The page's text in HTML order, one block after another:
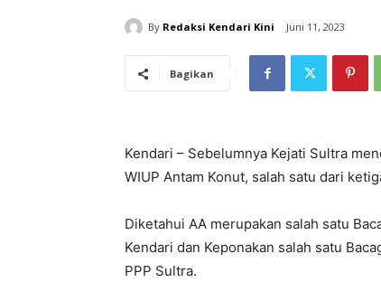
By Redaksi Kendari Kini Juni 11, 2023
Bagikan
Kendari – Sebelumnya Kejati Sultra
WIUP Antam Konut, salah satu dari
Diketahui AA merupakan salah satu
Kendari dan Keponakan salah satu
PPP Sultra.